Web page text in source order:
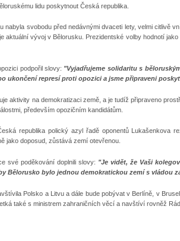
lidu poskytnout Česká republika.
nabyla svobodu před nedávnými dvaceti lety, velmi citlivě
aktuální vývoj v Bělorusku. Prezidentské volby hodnotí
podpořil slovy: "Vyjadřujeme solidaritu s
ukončení represí proti opozici a jsme připraveni
aktivity na demokratizaci země, a je tudíž připraveno
především opozičním kandidátům.
republika polický azyl řadě oponentů Lukašenkova
jako doposud, zůstává zemí otevřenou.
své poděkování doplnili slovy: "Je vidět, že Vaši
Bělorusko bylo jednou demokratickou zemí s vládou
Polsko a Litvu a dále bude pobývat v Berlíně, v
také s ministrem zahraničních věcí a navštíví rovněž